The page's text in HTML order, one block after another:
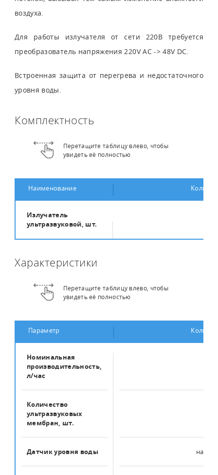
воздуха.
Для работы излучателя от сети 220В требуется
преобразователь напряжения 220V AC -> 48V DC.
Встроенная защита от перегрева и недостаточного
уровня воды.
Комплектность
Перетащите таблицу влево, чтобы
увидеть её полностью
Наименование
Излучатель
ультразвуковой, шт.
Характеристики
Перетащите таблицу влево, чтобы
увидеть её полностью
Параметр
Номинальная
производительность,
л/час
Количество
ультразвуковых
мембран, шт.
Датчик уровня воды